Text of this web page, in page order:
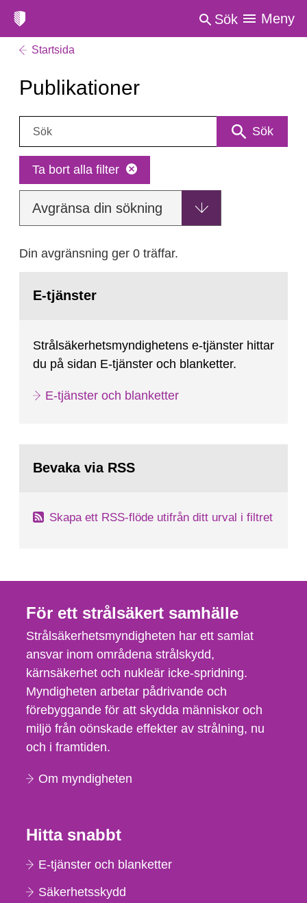
Sök Meny
Startsida
Publikationer
Sök: Sök
Ta bort alla filter
Avgränsa din sökning
Din avgränsning ger 0 träffar.
E-tjänster
Strålsäkerhetsmyndighetens e-tjänster hittar
du på sidan E-tjänster och blanketter.
E-tjänster och blanketter
Bevaka via RSS
Skapa ett RSS-flöde utifrån ditt urval i filtret
För ett strålsäkert samhälle
Strålsäkerhetsmyndigheten har ett samlat
ansvar inom områdena strålskydd,
kärnsäkerhet och nukleär icke-spridning.
Myndigheten arbetar pådrivande och
förebyggande för att skydda människor och
miljö från oönskade effekter av strålning, nu
och i framtiden.
Om myndigheten
Hitta snabbt
E-tjänster och blanketter
Säkerhetsskydd